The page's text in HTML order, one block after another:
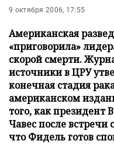
9 октября 2006, 17:55
Американская
«приговорила»
скорой смерти.
источники в ЦРУ
конечная стадия
американском
того, как президент
Чавес после
что Фидель готов